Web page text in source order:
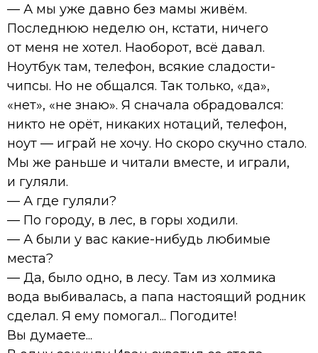
— А мы уже давно без мамы живём.
Последнюю неделю он, кстати, ничего
от меня не хотел. Наоборот, всё давал.
Ноутбук там, телефон, всякие сладости-
чипсы. Но не общался. Так только, «да»,
«нет», «не знаю». Я сначала обрадовался:
никто не орёт, никаких нотаций, телефон,
ноут — играй не хочу. Но скоро скучно стало.
Мы же раньше и читали вместе, и играли,
и гуляли.
— А где гуляли?
— По городу, в лес, в горы ходили.
— А были у вас какие-нибудь любимые
места?
— Да, было одно, в лесу. Там из холмика
вода выбивалась, а папа настоящий родник
сделал. Я ему помогал... Погодите!
Вы думаете...